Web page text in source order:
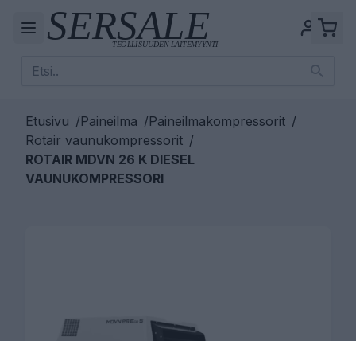
Etusivu /Paineilma /Paineilmakompressorit /
Rotair vaunukompressorit /
ROTAIR MDVN 26 K DIESEL
VAUNUKOMPRESSORI